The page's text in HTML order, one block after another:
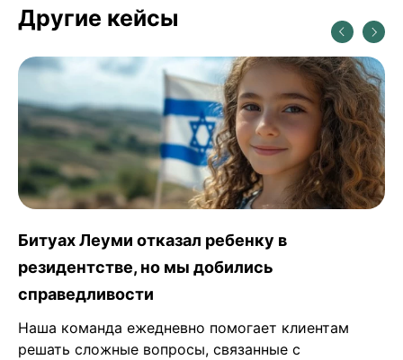
Другие кейсы
Битуах Леуми отказал ребенку в
резидентстве, но мы добились
справедливости
Наша команда ежедневно помогает клиентам
решать сложные вопросы, связанные с